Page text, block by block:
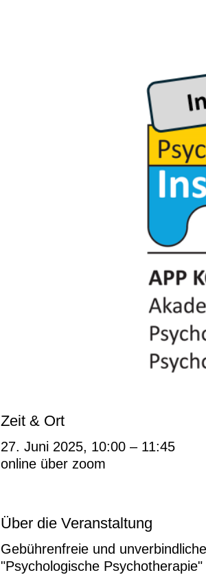
Zeit & Ort
27. Juni 2025, 10:00 – 11:45
online über zoom
Über die Veranstaltung
Gebührenfreie und
"Psychologische